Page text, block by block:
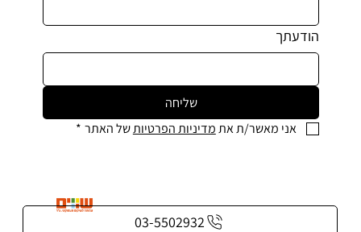
הודעתך
שליחה
אני מאשר/ת את מדיניות הפרטיות של האתר *
03-5502932